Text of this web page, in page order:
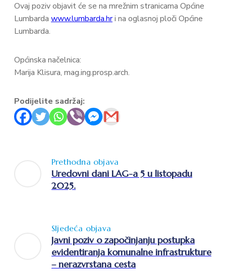
Ovaj poziv objavit će se na mrežnim stranicama Općine
Lumbarda www.lumbarda.hri na oglasnoj ploči Općine
Lumbarda.
Općinska načelnica:
Marija Klisura, mag.ing.prosp.arch.
Podijelite sadržaj:
Prethodna objava
Uredovni dani LAG-a 5 u listopadu
2025.
Sljedeća objava
Javni poziv o započinjanju postupka
evidentiranja komunalne infrastrukture
– nerazvrstana cesta